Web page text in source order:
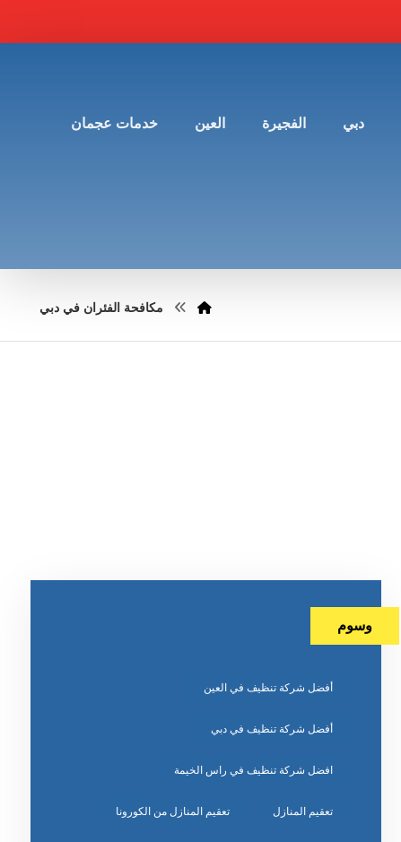
دبي الفجيرة العين خدمات عجمان
مكافحة الفئران في دبي
وسوم
أفضل شركة تنظيف في العين
أفضل شركة تنظيف في دبي
افضل شركة تنظيف في راس الخيمة
تعقيم المنازل تعقيم المنازل من الكورونا